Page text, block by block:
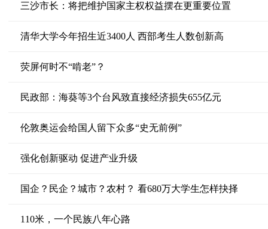
三沙市长：将把维护国家主权权益摆在更重要位置
清华大学今年招生近3400人 西部考生人数创新高
荧屏何时不“啃老”？
民政部：海葵等3个台风致直接经济损失655亿元
伦敦奥运会给国人留下众多“史无前例”
强化创新驱动 促进产业升级
国企？民企？城市？农村？ 看680万大学生怎样抉择
110米，一个民族八年心路